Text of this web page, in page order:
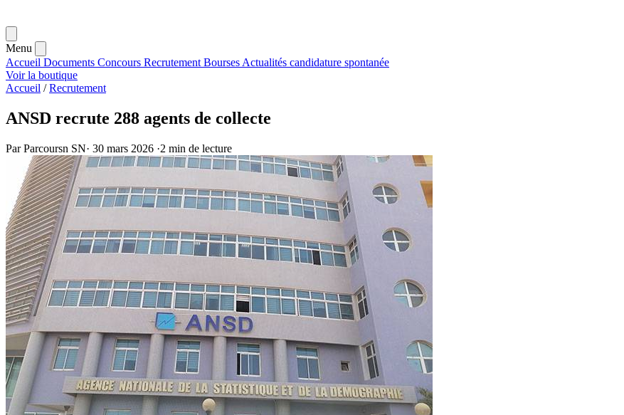
Menu
Accueil Documents Concours Recrutement Bourses Actualités candidature spontanée
Voir la boutique
Accueil / Recrutement
ANSD recrute 288 agents de collecte
Par Parcoursn SN· 30 mars 2026 ·2 min de lecture